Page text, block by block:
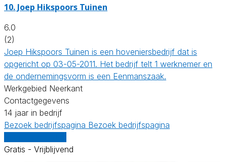
10. Joep Hikspoors Tuinen
6.0
(2)
Joep Hikspoors Tuinen is een hoveniersbedrijf dat is
opgericht op 03-05-2011. Het bedrijf telt 1 werknemer en
de ondernemingsvorm is een Eenmanszaak.
Werkgebied Neerkant
Contactgegevens
14 jaar in bedrijf
Bezoek bedrijfspagina Bezoek bedrijfspagina
Gratis - Vrijblijvend